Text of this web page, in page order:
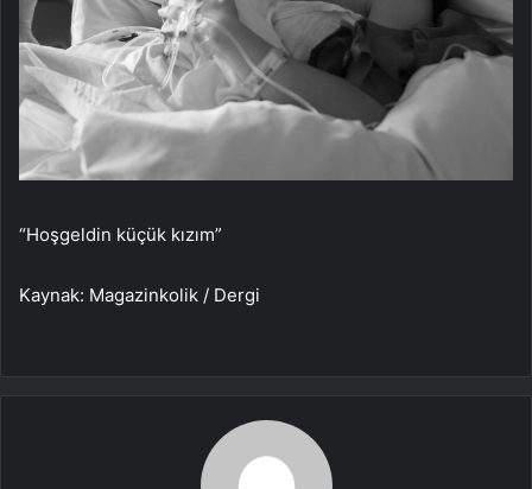
“Hoşgeldin küçük kızım”
Kaynak: Magazinkolik / Dergi